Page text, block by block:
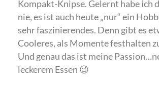
Kompakt-Knipse. Gelernt habe ich
nie, es ist auch heute „nur“ ein
sehr faszinierendes. Denn gibt es
Cooleres, als Momente festhalten
Und genau das ist meine
leckerem Essen 😉